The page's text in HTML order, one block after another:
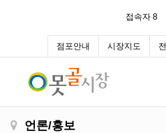
접속자 8
점포안내 시장지도
언론/홍보